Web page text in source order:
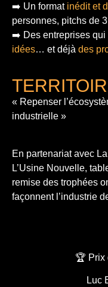
➡️ Un format inédit et
personnes, pitchs de
➡️ Des entreprises qui
idées… et déjà des
« Repenser
industrielle »
En partenariat avec
L’Usine Nouvelle,
remise des trophées
façonnent l’industrie
🏆 Prix
Luc